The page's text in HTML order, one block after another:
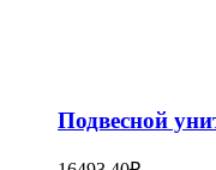
Подвесной